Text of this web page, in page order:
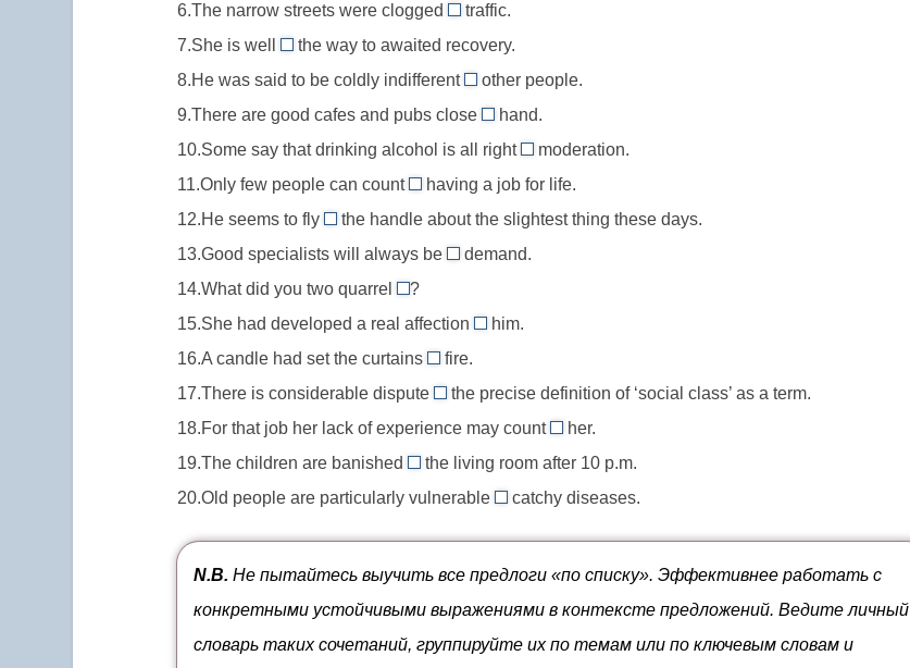
of,
из
at
a
loss
лишиться
дара
речи
conform
to,
подчиняться
(правилам,
//
sympathise
with,
сочувствовать
кому-
либо
6.The narrow streets were clogged
with
//
clogged
with,
забитый,
перегруженный
traffic.
7.She is well
on
//
on
the
way
to,
к
the way to awaited recovery.
8.He was said to be coldly indifferent
to
//
indifferent
to,
равнодушный
к
чему-
либо
other people.
9.There are good cafes and pubs close
at
//
at
hand,
под
hand.
10.Some say that drinking alcohol is all right
in
//
in
moderation,
moderation.
11.Only few people can count
on
//
count
on,
рассчитывать
на
having a job for life.
12.He seems to fly
off
//
fly
off
the
handle,
себя
the handle about the slightest thing these days.
13.Good specialists will always be
in
in
demand,
пользоваться
demand.
14.What did you two quarrel
about
//
quarrel
about,
ссориться
из-
?
15.She had developed a real affection
for
affection
for,
привязанность
к
him.
16.A candle had set the curtains
on
//
set
on
fire,
fire.
17.There is considerable dispute
over
//
dispute
over,
либо
the precise definition of ‘social class’ as a term.
18.For that job her lack of experience may count
against
//
count
her.
19.The children are banished
from
//
banish
the living room after 10 p.m.
20.Old people are particularly vulnerable
to
//
vulnerable
catchy diseases.
N.B. Не пытайтесь выучить все предлоги «по списку». Эффективнее работать с
конкретными устойчивыми выражениями в контексте предложений. Ведите личный
словарь таких сочетаний, группируйте их по темам или по ключевым словам и